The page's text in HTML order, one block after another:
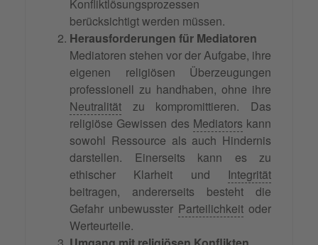
Konfliktlösungsprozessen
berücksichtigt werden müssen.
Herausforderungen für Mediatoren
Mediatoren stehen vor der Aufgabe, ihre
eigenen religiösen Überzeugungen
professionell zu handhaben, ohne ihre
Neutralität zu kompromittieren. Das
religiöse Gewissen des Mediators kann
sowohl Ressource als auch Hindernis
darstellen. Einerseits kann es zu
ethischer Klarheit und Integrität
beitragen, andererseits besteht die
Gefahr unbewusster Parteilichkeit oder
Werteurteile.